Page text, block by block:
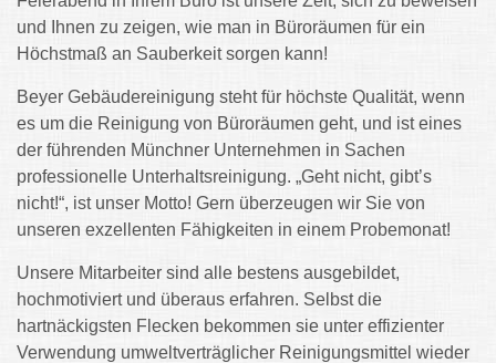
und Ihnen zu zeigen, wie man in Büroräumen für ein
Höchstmaß an Sauberkeit sorgen kann!
Beyer Gebäudereinigung steht für höchste Qualität, wenn
es um die Reinigung von Büroräumen geht, und ist eines
der führenden Münchner Unternehmen in Sachen
professionelle Unterhaltsreinigung. „Geht nicht, gibt’s
nicht!“, ist unser Motto! Gern überzeugen wir Sie von
unseren exzellenten Fähigkeiten in einem Probemonat!
Unsere Mitarbeiter sind alle bestens ausgebildet,
hochmotiviert und überaus erfahren. Selbst die
hartnäckigsten Flecken bekommen sie unter effizienter
Verwendung umweltverträglicher Reinigungsmittel wieder